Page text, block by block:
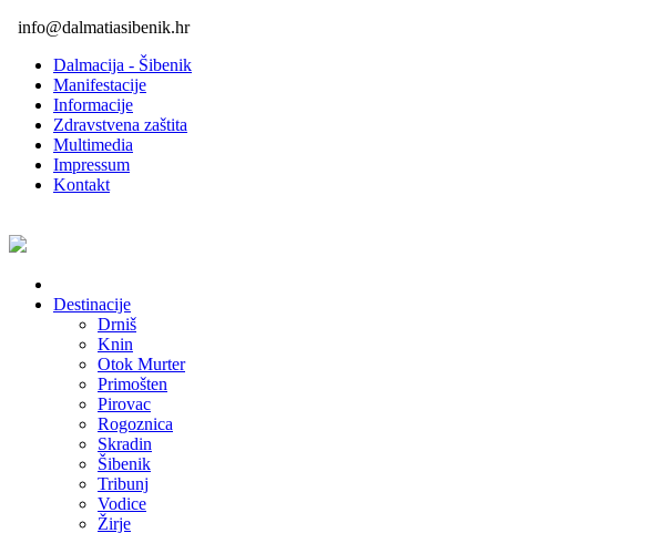
info@dalmatiasibenik.hr
Dalmacija - Šibenik
Manifestacije
Informacije
Zdravstvena zaštita
Multimedia
Impressum
Kontakt
Destinacije
Drniš
Knin
Otok Murter
Primošten
Pirovac
Rogoznica
Skradin
Šibenik
Tribunj
Vodice
Žirje